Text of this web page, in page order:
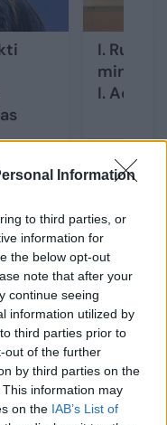
Information
to third parties, or
information for
the below opt-out
note that after your
continue seeing
information utilized by
third parties prior to
out of the further
by third parties on the
This information may
on the IAB’s List of
I.
ministrų
I.
atkreipia dėmesį
ministro Ignoto
todėl
klausimų dėl jo